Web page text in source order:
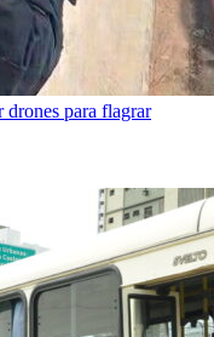
drones para flagrar